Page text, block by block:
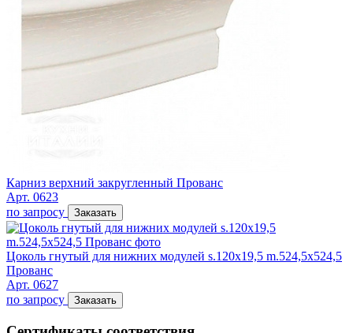
Карниз верхний закругленный Прованс
Арт. 0623
по запросу
Заказать
Цоколь гнутый для нижних модулей s.120х19,5 m.524,5x524,5
Прованс
Арт. 0627
по запросу
Заказать